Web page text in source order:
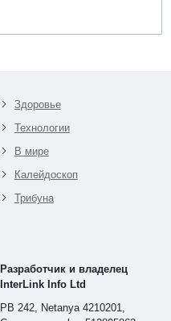
Здоровье
Технологии
В мире
Калейдоскоп
Трибуна
Разработчик и владелец
InterLink Info Ltd
PB 242, Netanya 4210201,